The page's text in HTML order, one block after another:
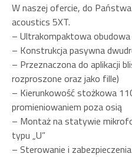
W naszej ofercie, do
acoustics 5XT.
– Ultrakompaktowa
– Konstrukcja pasywna
– Przeznaczona do aplikacji
rozproszone oraz jako fille)
– Kierunkowość stożkowa
promieniowaniem poza osią
– Montaż na statywie
typu „U”
– Sterowanie i